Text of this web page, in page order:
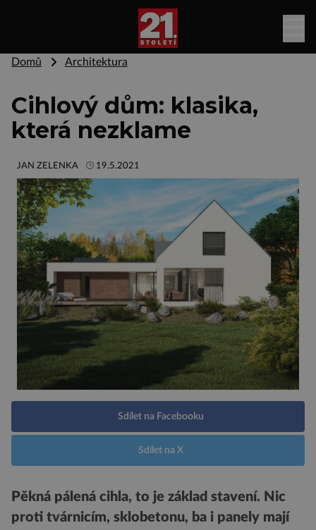
Domů Architektura
Cihlový dům: klasika,
která nezklame
JAN ZELENKA 19.5.2021
Sdílet na Facebooku
Sdílet na X
Pěkná pálená cihla, to je základ stavení. Nic
proti tvárnicím, sklobetonu, ba i panely mají